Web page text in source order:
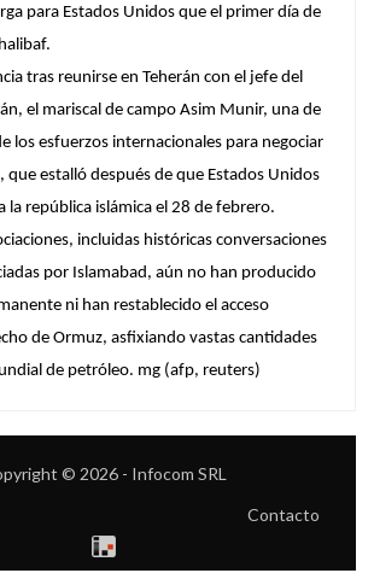
para Estados Unidos que el primer día de
tras reunirse en Teherán con el jefe del
el mariscal de campo Asim Munir, una de
los esfuerzos internacionales para negociar
que estalló después de que Estados Unidos
la república islámica el 28 de febrero.
incluidas históricas conversaciones
por Islamabad, aún no han producido
ni han restablecido el acceso
de Ormuz, asfixiando vastas cantidades
de petróleo. mg (afp, reuters)
© 2026 - Infocom SRL
Contacto